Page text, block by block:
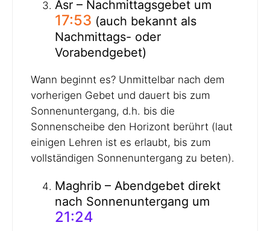
Asr – Nachmittagsgebet um
17:53 (auch bekannt als
Nachmittags- oder
Vorabendgebet)
Wann beginnt es? Unmittelbar nach dem
vorherigen Gebet und dauert bis zum
Sonnenuntergang, d.h. bis die
Sonnenscheibe den Horizont berührt (laut
einigen Lehren ist es erlaubt, bis zum
vollständigen Sonnenuntergang zu beten).
Maghrib – Abendgebet direkt
nach Sonnenuntergang um
21:24